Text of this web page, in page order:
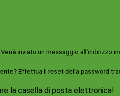
Verrà inviato un messaggio all'indirizzo
Effettua il reset della password
la casella di posta elettronica!